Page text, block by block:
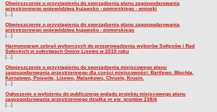
Obwieszczenie o przystąpieniu do sporządzenia planu zagospodarowania
przestrzennego województwa kujawsko - pomorskiego - wnioski
[...]
Obwieszczenie o przystąpieniu do sporządzenia planu zagospodarowania
przestrzennego województwa kujawsko - pomorskiego
[...]
Harmonogram zebrań wyborczych do przeprowadzenia wyborów Sołtysów i Rad
Sołeckich w sołectwach Gminy Lisewo w 2015 roku
[...]
Obwieszczenie o przystąpieniu do sporządzenia miejscowego planu
zagospodarowania przestrzennego dla części miejscowości: Bartlewo, Błachta,
Kornatowo, Pniewite, Lisewo, Malankowo, Chrusty, Krusin.
[...]
Ogłoszenie o wyłożeniu do publicznego wglądu projektu miejscowego planu
zagospodarowania przestrzennego działka nr ew. gruntów 238/4
[...]